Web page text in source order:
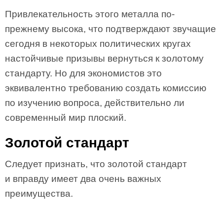
Привлекательность этого металла по-
прежнему высока, что подтверждают звучащие
сегодня в некоторых политических кругах
настойчивые призывы вернуться к золотому
стандарту. Но для экономистов это
эквивалентно требованию создать комиссию
по изучению вопроса, действительно ли
современный мир плоский.
Золотой стандарт
Следует признать, что золотой стандарт
и вправду имеет два очень важных
преимущества.